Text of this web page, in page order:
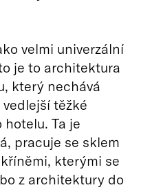
velmi univerzální
je to architektura
který nechává
těžké
Ta je
pracuje se sklem
kterými se
z architektury do